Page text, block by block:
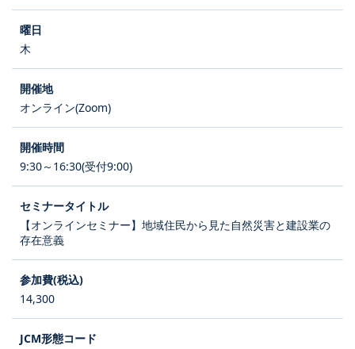
木
オンライン(Zoom)
9:30～16:30(受付9:00)
【オンラインセミナー】地域住民から見た自然災害と建設業の
存在意義
14,300